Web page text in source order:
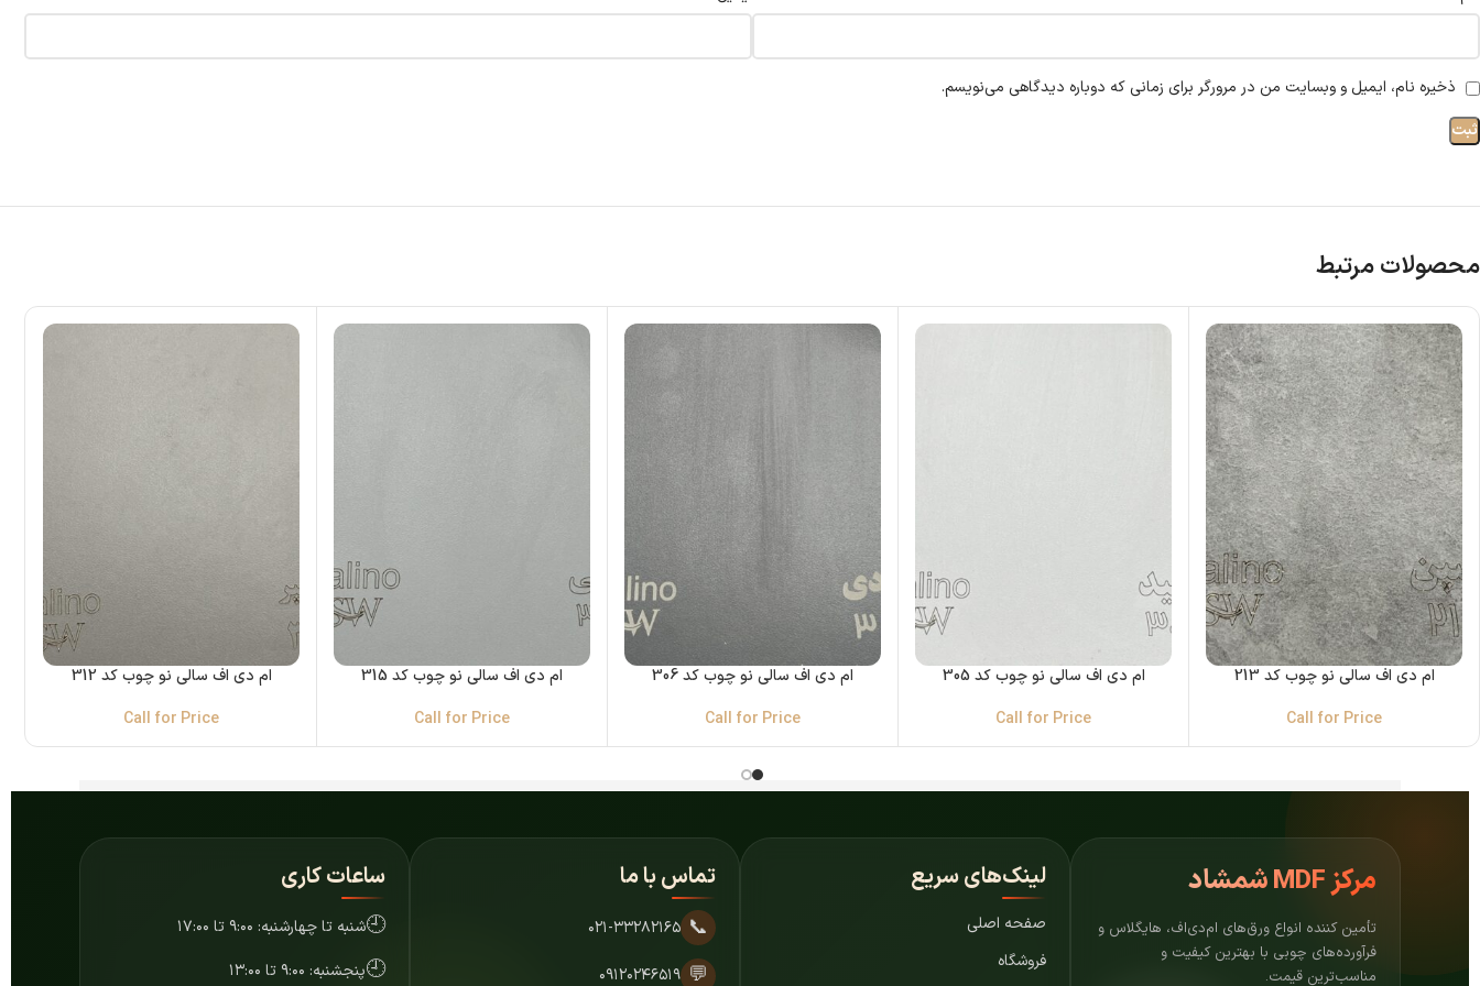
ذخیره نام، ایمیل و وبسایت من در مرورگر برای زمانی که دوباره دیدگاهی می‌نویسم.
محصولات مرتبط
ام دی اف سالی نو چوب کد 213
Call for Price
ام دی اف سالی نو چوب کد 305
Call for Price
ام دی اف سالی نو چوب کد 306
Call for Price
ام دی اف سالی نو چوب کد 315
Call for Price
ام دی اف سالی نو چوب کد 312
Call for Price
مرکزMDF شمشاد
تأمین کننده انواع ورق‌های ام‌دی‌اف، هایگلاس و
فرآورده‌های چوبی با بهترین کیفیت و
مناسب‌ترین قیمت.
لینک‌های سریع
صفحه اصلی
فروشگاه
تماس با ما
📞 ۰۲۱-۳۳۲۸۲۱۶۵
💬 ۰۹۱۲۰۲۴۶۵۱۹
ساعات کاری
🕘شنبه تا چهارشنبه: ۹:۰۰ تا ۱۷:۰۰
🕘پنجشنبه: ۹:۰۰ تا ۱۳:۰۰